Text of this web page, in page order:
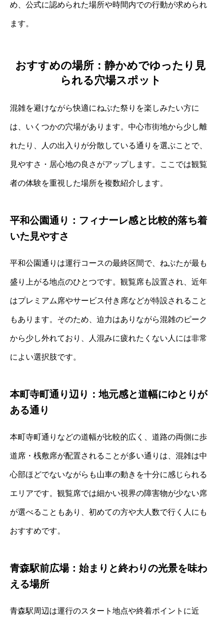
め、公式に認められた場所や時間内での行動が求められ
ます。
おすすめの場所：静かめでゆったり見
られる穴場スポット
混雑を避けながら快適にねぶた祭りを楽しみたい方に
は、いくつかの穴場があります。中心市街地から少し離
れたり、人の出入りが分散している通りを選ぶことで、
見やすさ・居心地の良さがアップします。ここでは観覧
者の体験を重視した場所を複数紹介します。
平和公園通り：フィナーレ感と比較的落ち着
いた見やすさ
平和公園通りは運行コースの最終区間で、ねぶたが最も
盛り上がる地点のひとつです。観覧席も設置され、近年
はプレミアム席やサービス付き席などが特設されること
もあります。そのため、迫力はありながら混雑のピーク
から少し外れており、人混みに疲れたくない人には非常
によい選択肢です。
本町寺町通り辺り：地元感と道幅にゆとりが
ある通り
本町寺町通りなどの道幅が比較的広く、道路の両側に歩
道席・桟敷席が配置されることが多い通りは、混雑は中
心部ほどでないながらも山車の動きを十分に感じられる
エリアです。観覧席では細かい視界の障害物が少ない席
が選べることもあり、初めての方や大人数で行く人にも
おすすめです。
青森駅前広場：始まりと終わりの光景を味わ
える場所
青森駅周辺は運行のスタート地点や終着ポイントに近